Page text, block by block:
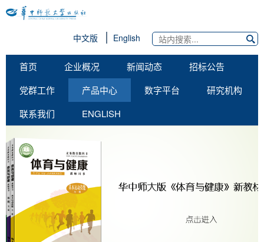
中文版 English
首页 企业概况 新闻动态
招标公告
党群工作
产品中心 数字平台
研究机构
联系我们
ENGLISH